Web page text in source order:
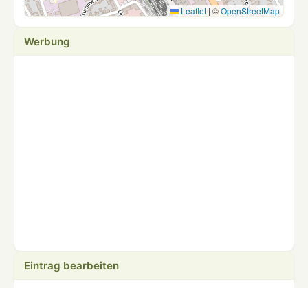
Leaflet | ©OpenStreetMap
Werbung
Eintrag bearbeiten